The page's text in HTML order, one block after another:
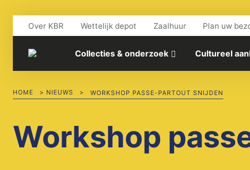
Over KBR Wettelijk depot Zaalhuur Plan uw
Collecties & onderzoek Cultureel
Workshop
HOME > NIEUWS > WORKSHOP PASSE-PARTOUT SNIJDEN